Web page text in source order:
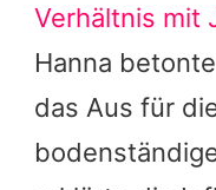
Verhältnis mit
Hanna
das Aus für